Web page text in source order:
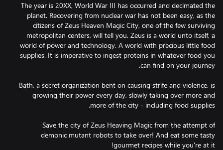
The year is 20XX, World War III has occurred and decimated the
planet. Recovering from nuclear war has not been easy, as the
citizens of Zeus Heaven Magic City, one of the few surviving
metropolitan centers, will tell you. Zeus is a world unto itself, a
world of power and technology. A world with precious little food
supplies. It is imperative to ingest proteins in whatever food you
Bath, a secret organization bent on causing strife and violence, is
growing their power every day, slowly taking over more and
Save the city of Zeus Heaving Magic from the attempt of
demonic mutant robots to take over! And eat some tasty
gourmet recipes while you're at it!